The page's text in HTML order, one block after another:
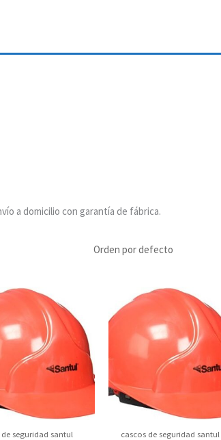
a domicilio con garantía de fábrica.
seguridad santul cascos de seguridad santul